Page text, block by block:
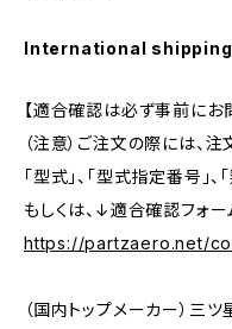
International
【適合確認は必ず事前にお
（注意）ご注文の際には、
「型式」、「型式指定番号」
もしくは、↓適合確認フォ
https://partzaero.net/
（国内トップメーカー）三